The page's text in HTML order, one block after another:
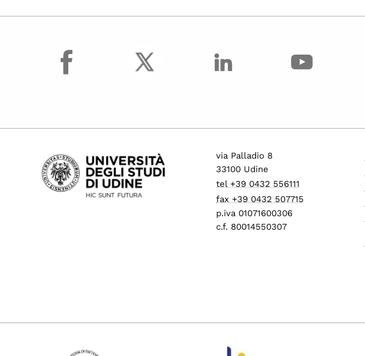
facebook
via Palladio 8
33100 Udine
tel +39 0432 556111
fax +39 0432 507715
p.iva 01071600306
c.f. 80014550307